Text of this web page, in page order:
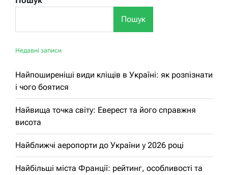
Пошук
Недавні записи
Найпоширеніші види кліщів в Україні: як розпізнати
і чого боятися
Найвища точка світу: Еверест та його справжня
висота
Найближчі аеропорти до України у 2026 році
Найбільші міста Франції: рейтинг, особливості та